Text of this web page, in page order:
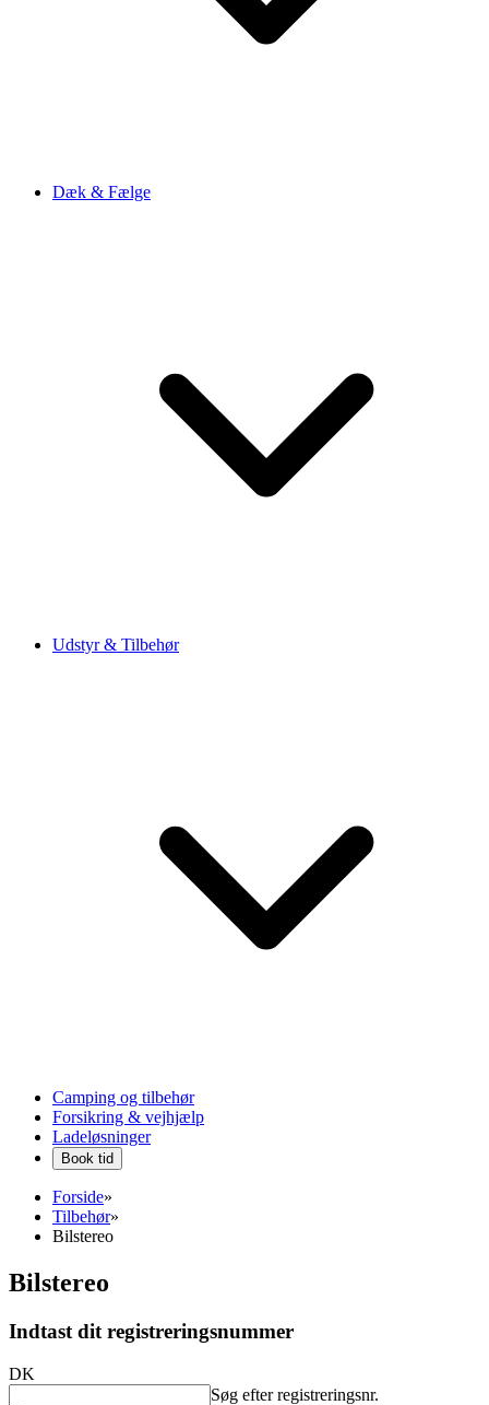
Dæk & Fælge
Udstyr & Tilbehør
Camping og tilbehør
Forsikring & vejhjælp
Ladeløsninger
Book tid
Forside»
Tilbehør»
Bilstereo
Bilstereo
Indtast dit registreringsnummer
DK
Søg efter registreringsnr.